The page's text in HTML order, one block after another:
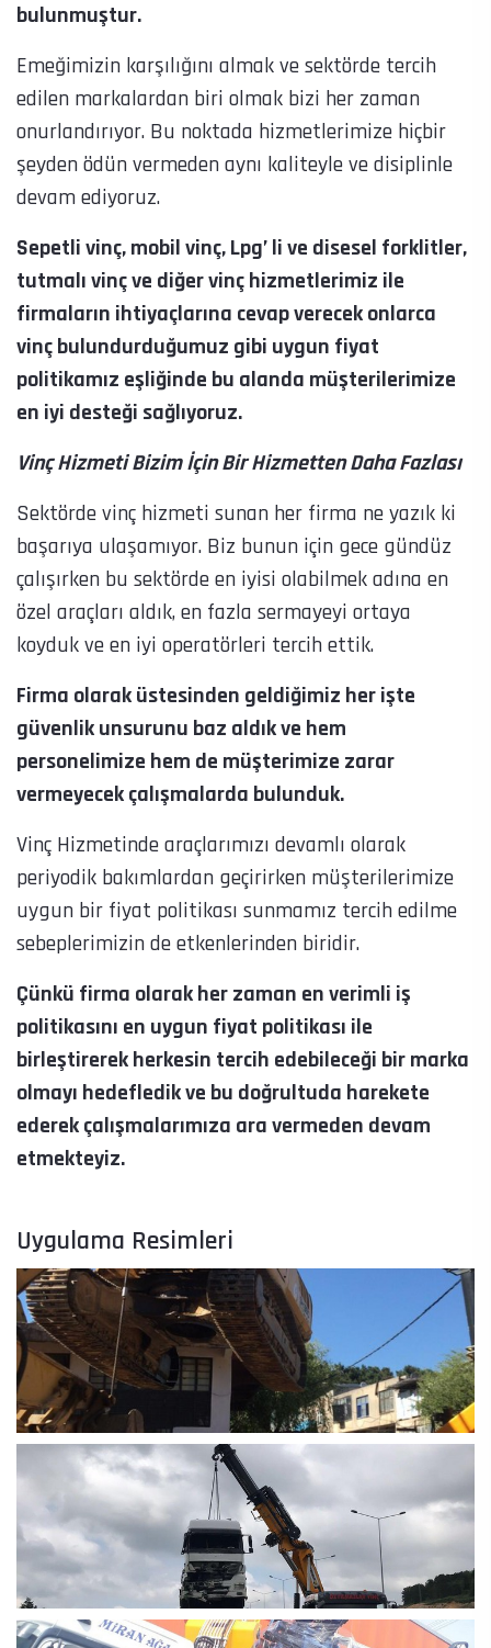
bulunmuştur.
Emeğimizin karşılığını almak ve sektörde tercih
edilen markalardan biri olmak bizi her zaman
onurlandırıyor. Bu noktada hizmetlerimize hiçbir
şeyden ödün vermeden aynı kaliteyle ve disiplinle
devam ediyoruz.
Sepetli vinç, mobil vinç, Lpg’ li ve disesel forklitler,
tutmalı vinç ve diğer vinç hizmetlerimiz ile
firmaların ihtiyaçlarına cevap verecek onlarca
vinç bulundurduğumuz gibi uygun fiyat
politikamız eşliğinde bu alanda müşterilerimize
en iyi desteği sağlıyoruz.
Vinç Hizmeti Bizim İçin Bir Hizmetten Daha Fazlası
Sektörde vinç hizmeti sunan her firma ne yazık ki
başarıya ulaşamıyor. Biz bunun için gece gündüz
çalışırken bu sektörde en iyisi olabilmek adına en
özel araçları aldık, en fazla sermayeyi ortaya
koyduk ve en iyi operatörleri tercih ettik.
Firma olarak üstesinden geldiğimiz her işte
güvenlik unsurunu baz aldık ve hem
personelimize hem de müşterimize zarar
vermeyecek çalışmalarda bulunduk.
Vinç Hizmetinde araçlarımızı devamlı olarak
periyodik bakımlardan geçirirken müşterilerimize
uygun bir fiyat politikası sunmamız tercih edilme
sebeplerimizin de etkenlerinden biridir.
Çünkü firma olarak her zaman en verimli iş
politikasını en uygun fiyat politikası ile
birleştirerek herkesin tercih edebileceği bir marka
olmayı hedefledik ve bu doğrultuda harekete
ederek çalışmalarımıza ara vermeden devam
etmekteyiz.
Uygulama Resimleri